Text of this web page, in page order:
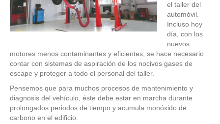
el taller del
automóvil.
Incluso hoy
día, con los
nuevos
motores menos contaminantes y eficientes, se hace necesario
contar con sistemas de aspiración de los nocivos gases de
escape y proteger a todo el personal del taller.
Pensemos que para muchos procesos de mantenimiento y
diagnosis del vehículo, éste debe estar en marcha durante
prolongados periodos de tiempo y acumula monóxido de
carbono en el edificio.